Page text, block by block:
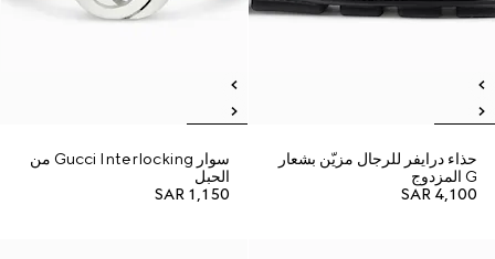
حذاء درايفر للرجال مزيّن بشعار
G المزدوج
SAR 4,100
سوار Gucci Interlocking من
الحبل
SAR 1,150